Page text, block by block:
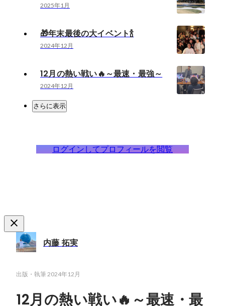
2025年1月
🎁年末最後の大イベント🍾
2024年12月
12月の熱い戦い🔥～最速・最強～
2024年12月
さらに表示
ログインしてプロフィールを閲覧
内藤 拓実
出版・執筆2024年12月
12月の熱い戦い🔥～最速・最